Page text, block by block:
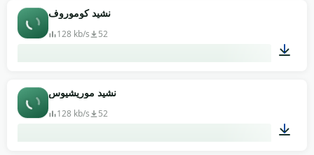
نشيد كوموروف
128 kb/s 52
نشيد موريشيوس
128 kb/s 52